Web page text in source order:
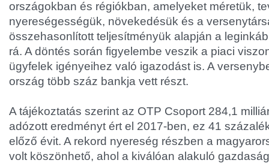
országokban és régiókban, amelyeket méretük,
nyereségességük, növekedésük és a
összehasonlított teljesítményük alapján a
rá. A döntés során figyelembe veszik a piaci
ügyfelek igényeihez való igazodást is. A
ország több száz bankja vett részt.
A tájékoztatás szerint az OTP Csoport 284,1
adózott eredményt ért el 2017-ben, ez 41
előző évit. A rekord nyereség részben a
volt köszönhető, ahol a kiválóan alakuló